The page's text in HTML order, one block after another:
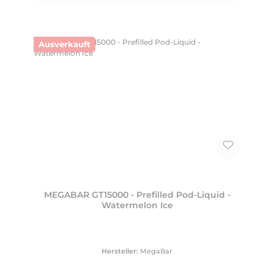
Ausverkauft
MEGABAR GT15000 - Prefilled Pod-Liquid -
Watermelon Ice
Hersteller: MegaBar